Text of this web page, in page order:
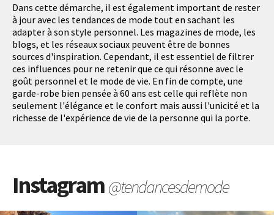
Dans cette démarche, il est également important de rester
à jour avec les tendances de mode tout en sachant les
adapter à son style personnel. Les magazines de mode, les
blogs, et les réseaux sociaux peuvent être de bonnes
sources d'inspiration. Cependant, il est essentiel de filtrer
ces influences pour ne retenir que ce qui résonne avec le
goût personnel et le mode de vie. En fin de compte, une
garde-robe bien pensée à 60 ans est celle qui reflète non
seulement l'élégance et le confort mais aussi l'unicité et la
richesse de l'expérience de vie de la personne qui la porte.
Instagram@tendancesdemode